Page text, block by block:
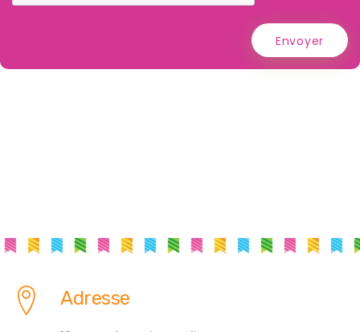
Envoyer
Adresse